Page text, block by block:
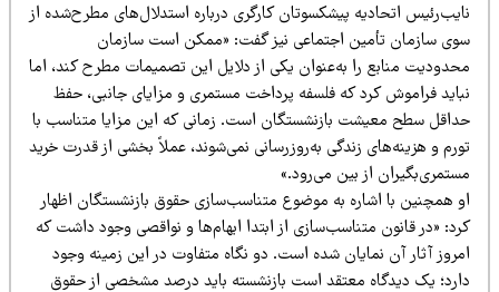
اتحادیه پیشکسوتان کارگری درباره استدلال‌های مطرح‌شده از
سازمان تأمین اجتماعی نیز گفت: «ممکن است سازمان
منابع را به‌عنوان یکی از دلایل این تصمیمات مطرح کند، اما
فراموش کرد که فلسفه پرداخت مستمری و مزایای جانبی، حفظ
سطح معیشت بازنشستگان است. زمانی که این مزایا متناسب با
و هزینه‌های زندگی به‌روزرسانی نمی‌شوند، عملاً بخشی از قدرت خرید
از بین می‌رود.»
همچنین با اشاره به موضوع متناسب‌سازی حقوق بازنشستگان اظهار
«در قانون متناسب‌سازی از ابتدا ابهام‌ها و نواقصی وجود داشت که
آثار آن نمایان شده است. دو نگاه متفاوت در این زمینه وجود
یک دیدگاه معتقد است بازنشسته باید درصد مشخصی از حقوق